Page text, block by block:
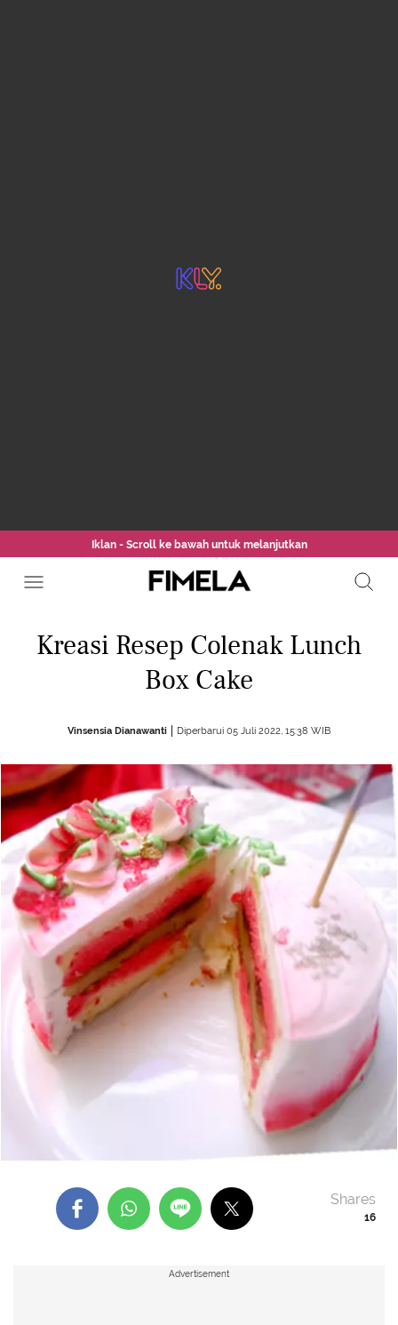
Iklan - Scroll ke bawah untuk melanjutkan
Kreasi Resep Colenak Lunch
Box Cake
Vinsensia Dianawanti Diperbarui 05 Juli 2022, 15:38 WIB
16
Shares
Advertisement